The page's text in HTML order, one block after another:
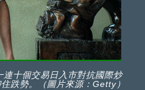
十個交易日入市對抗國際炒
跌勢。（圖片來源：Getty）